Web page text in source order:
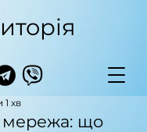
що
1 хв